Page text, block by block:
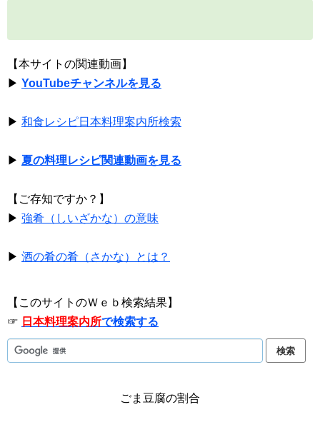
【本サイトの関連動画】
▶ YouTubeチャンネルを見る
▶ 和食レシピ日本料理案内所検索
▶ 夏の料理レシピ関連動画を見る
【ご存知ですか？】
▶ 強肴（しいざかな）の意味
▶ 酒の肴の肴（さかな）とは？
【このサイトのＷｅｂ検索結果】
☞ 日本料理案内所で検索する
ごま豆腐の割合